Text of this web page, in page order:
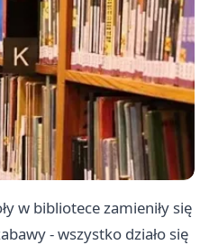
w bibliotece zamieniły się
- wszystko działo się